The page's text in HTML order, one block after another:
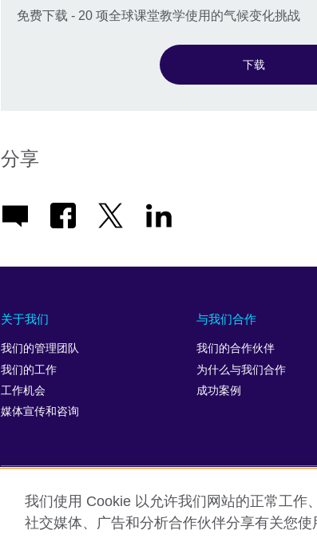
information
免费下载 - 20 项全球课堂教学使用的气候变化挑战
下载
分享
关于我们
我们的管理团队
我们的工作
工作机会
媒体宣传和咨询
与我们合作
我们的合作伙伴
为什么与我们合作
成功案例
英国文化教育协会全球网站 隐私与使用条款 Cookie
我们使用 Cookie 以允许我们网站的正常工作
社交媒体、广告和分析合作伙伴分享有关您使